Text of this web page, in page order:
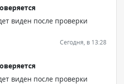
виден после проверки
Сегодня, в 13:28
виден после проверки